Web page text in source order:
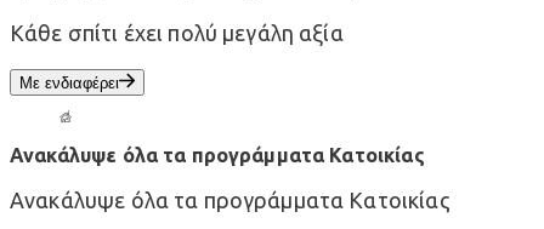
Κάθε σπίτι έχει πολύ μεγάλη αξία
Με ενδιαφέρει
Ανακάλυψε όλα τα προγράμματα Κατοικίας
Ανακάλυψε όλα τα προγράμματα Κατοικίας